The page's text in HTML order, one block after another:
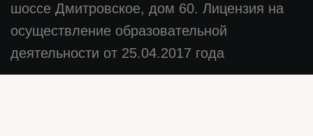
шоссе Дмитровское, дом 60. Лицензия на
осуществление образовательной
деятельности от 25.04.2017 года